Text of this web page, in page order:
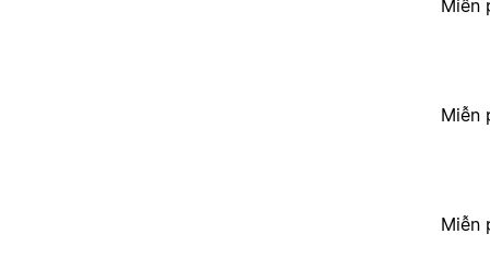
Miễn
Miễn
Miễn